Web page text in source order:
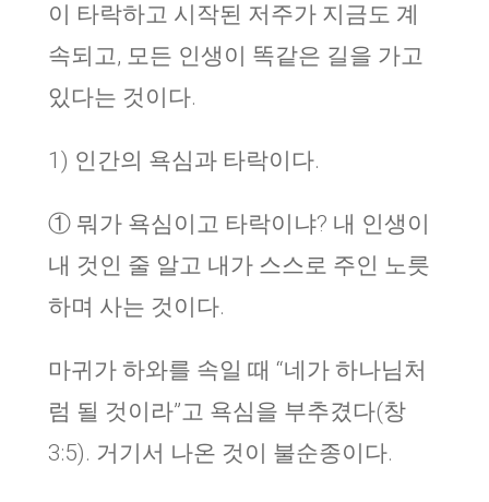
이 타락하고 시작된 저주가 지금도 계
속되고, 모든 인생이 똑같은 길을 가고
있다는 것이다.
1) 인간의 욕심과 타락이다.
① 뭐가 욕심이고 타락이냐? 내 인생이
내 것인 줄 알고 내가 스스로 주인 노릇
하며 사는 것이다.
마귀가 하와를 속일 때 “네가 하나님처
럼 될 것이라”고 욕심을 부추겼다(창
3:5). 거기서 나온 것이 불순종이다.